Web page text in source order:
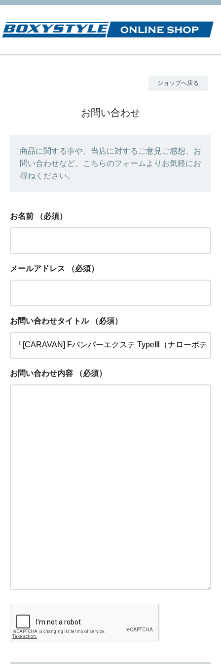
ショップへ戻る
お問い合わせ
商品に関する事や、当店に対するご意見ご感想、お
問い合わせなど、こちらのフォームよりお気軽にお
尋ねください。
お名前 （必須）
メールアドレス （必須）
お問い合わせタイトル （必須）
お問い合わせ内容 （必須）